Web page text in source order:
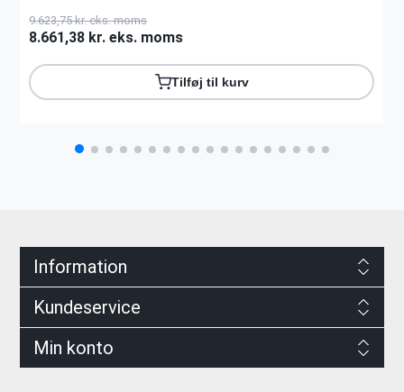
9.623,75 kr. eks. moms
8.661,38 kr. eks. moms
Tilføj til kurv
Information
Kundeservice
Min konto